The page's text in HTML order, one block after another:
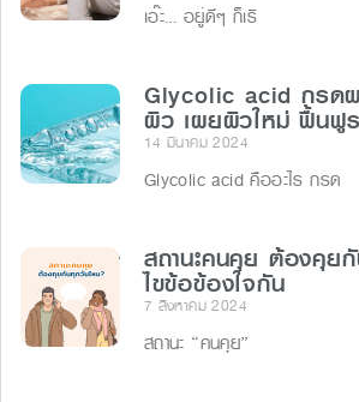
เอ๊ะ… อยู่ดีๆ ก็เริ
Glycolic acid กรด
ผิว เผยผิวใหม่ ฟื้นฟู
14 มีนาคม 2024
Glycolic acid คืออะไร กรด
สถานะคนคุย ต้องคุย
ไขข้อข้องใจกัน
7 สิงหาคม 2024
สถานะ “คนคุย”